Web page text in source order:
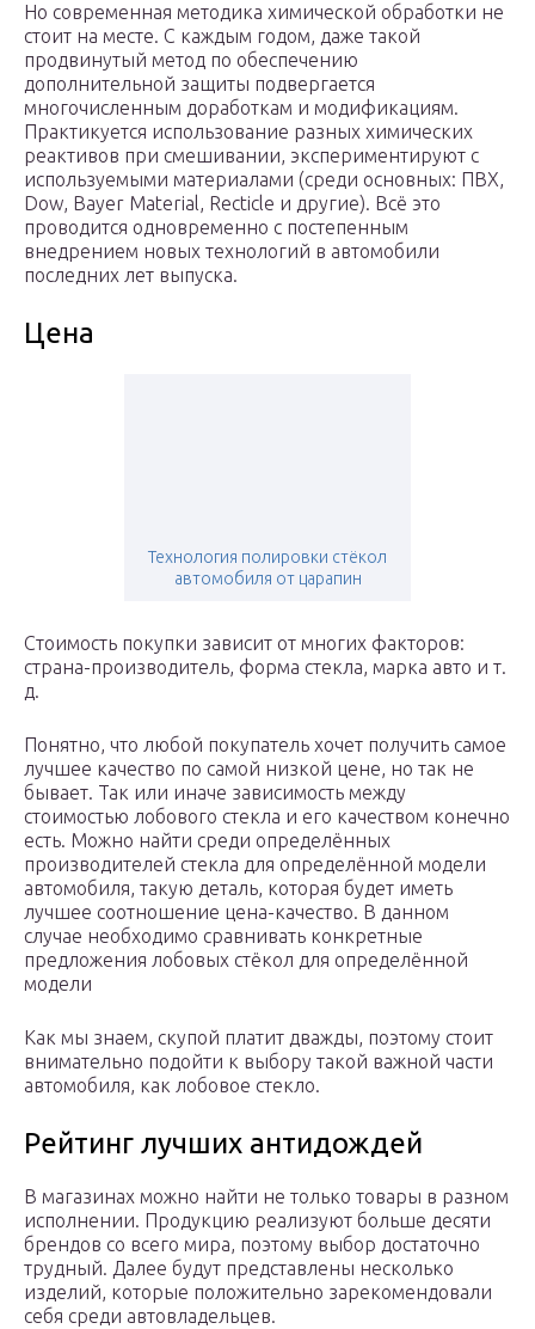
Но современная методика химической обработки не
стоит на месте. С каждым годом, даже такой
продвинутый метод по обеспечению
дополнительной защиты подвергается
многочисленным доработкам и модификациям.
Практикуется использование разных химических
реактивов при смешивании, экспериментируют с
используемыми материалами (среди основных: ПВХ,
Dow, Bayer Material, Recticle и другие). Всё это
проводится одновременно с постепенным
внедрением новых технологий в автомобили
последних лет выпуска.
Цена
Технология полировки стёкол
автомобиля от царапин
Стоимость покупки зависит от многих факторов:
страна-производитель, форма стекла, марка авто и т.
д.
Понятно, что любой покупатель хочет получить самое
лучшее качество по самой низкой цене, но так не
бывает. Так или иначе зависимость между
стоимостью лобового стекла и его качеством конечно
есть. Можно найти среди определённых
производителей стекла для определённой модели
автомобиля, такую деталь, которая будет иметь
лучшее соотношение цена-качество. В данном
случае необходимо сравнивать конкретные
предложения лобовых стёкол для определённой
модели
Как мы знаем, скупой платит дважды, поэтому стоит
внимательно подойти к выбору такой важной части
автомобиля, как лобовое стекло.
Рейтинг лучших антидождей
В магазинах можно найти не только товары в разном
исполнении. Продукцию реализуют больше десяти
брендов со всего мира, поэтому выбор достаточно
трудный. Далее будут представлены несколько
изделий, которые положительно зарекомендовали
себя среди автовладельцев.